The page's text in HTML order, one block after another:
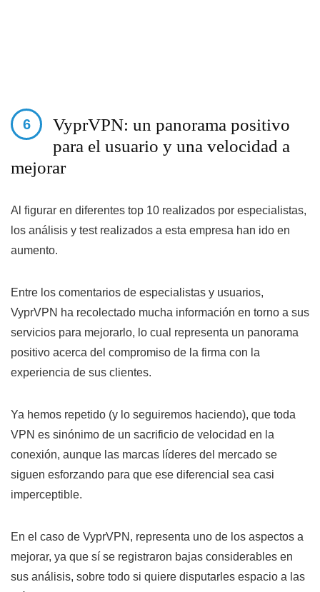
VyprVPN: un panorama positivo
para el usuario y una velocidad a
mejorar
Al figurar en diferentes top 10 realizados por especialistas,
los análisis y test realizados a esta empresa han ido en
aumento.
Entre los comentarios de especialistas y usuarios,
VyprVPN ha recolectado mucha información en torno a sus
servicios para mejorarlo, lo cual representa un panorama
positivo acerca del compromiso de la firma con la
experiencia de sus clientes.
Ya hemos repetido (y lo seguiremos haciendo), que toda
VPN es sinónimo de un sacrificio de velocidad en la
conexión, aunque las marcas líderes del mercado se
siguen esforzando para que ese diferencial sea casi
imperceptible.
En el caso de VyprVPN, representa uno de los aspectos a
mejorar, ya que sí se registraron bajas considerables en
sus análisis, sobre todo si quiere disputarles espacio a las